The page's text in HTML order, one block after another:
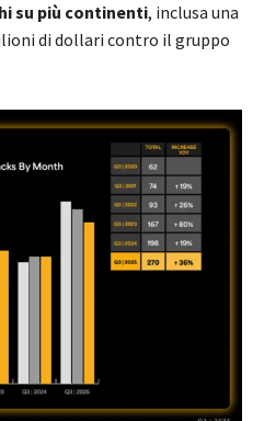
su più continenti, inclusa una
di dollari contro il gruppo